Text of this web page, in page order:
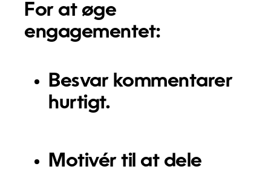
For at øge
engagementet:
Besvar kommentarer
hurtigt.
Motivér til at dele